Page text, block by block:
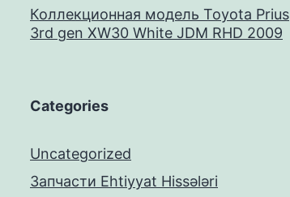
Коллекционная модель Toyota Prius
3rd gen XW30 White JDM RHD 2009
Categories
Uncategorized
Запчасти Ehtiyyat Hissələri